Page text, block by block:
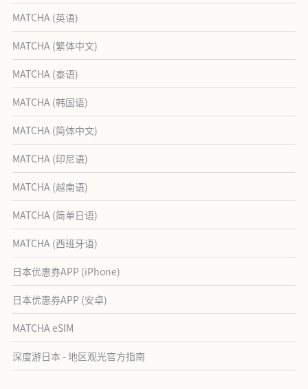
MATCHA (英语)
MATCHA (繁体中文)
MATCHA (泰语)
MATCHA (韩国语)
MATCHA (简体中文)
MATCHA (印尼语)
MATCHA (越南语)
MATCHA (简单日语)
MATCHA (西班牙语)
日本优惠券APP (iPhone)
日本优惠券APP (安卓)
MATCHA eSIM
深度游日本 - 地区观光官方指南